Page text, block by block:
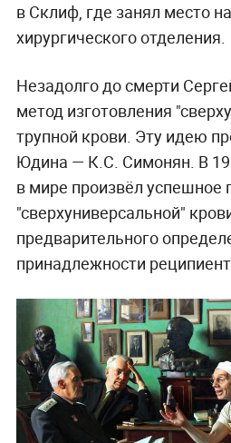
в Склиф, где занял место
хирургического отделения.
Незадолго до смерти
метод изготовления
трупной крови. Эту идею
Юдина — К.С. Симонян. В
в мире произвёл успешное
"сверхуниверсальной"
предварительного
принадлежности